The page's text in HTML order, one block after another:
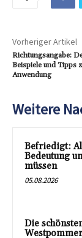
Vorheriger Artikel
Richtungsangabe:
Beispiele und Tipps
Anwendung
Weitere
Befriedigt:
Bedeutung
müssen
05.08.2026
Die